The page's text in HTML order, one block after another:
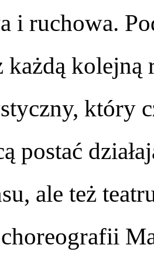
i ruchowa.
każdą kolejną
który
postać
ale też